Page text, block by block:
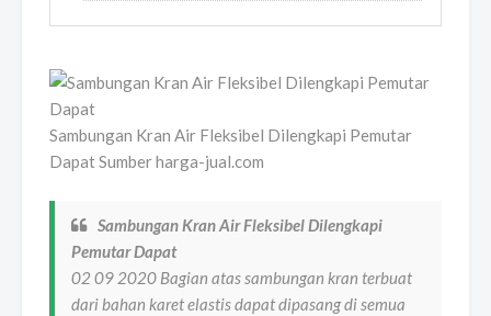
Sambungan Kran Air Fleksibel Dilengkapi Pemutar
Dapat Sumber harga-jual.com
Sambungan Kran Air Fleksibel Dilengkapi
Pemutar Dapat
02 09 2020 Bagian atas sambungan kran terbuat
dari bahan karet elastis dapat dipasang di semua